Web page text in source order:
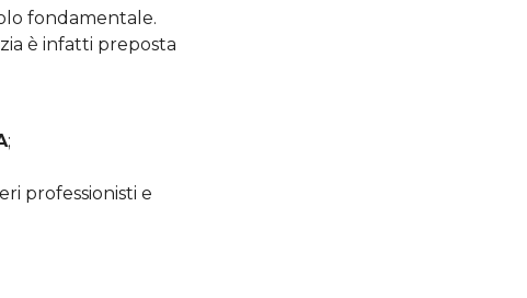
fondamentale.
è infatti preposta
;
professionisti e